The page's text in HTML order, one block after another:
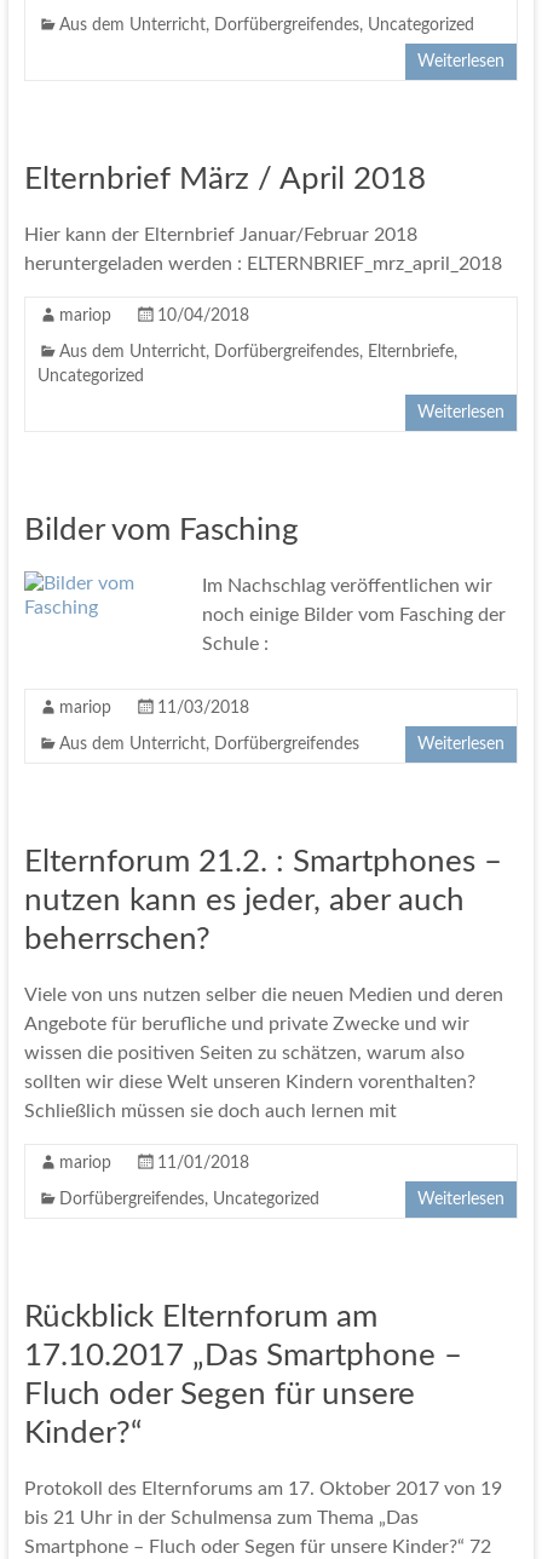
Aus dem Unterricht, Dorfübergreifendes, Uncategorized
Weiterlesen
Elternbrief März / April 2018
Hier kann der Elternbrief Januar/Februar 2018
heruntergeladen werden : ELTERNBRIEF_mrz_april_2018
mariop 10/04/2018
Aus dem Unterricht, Dorfübergreifendes, Elternbriefe,
Uncategorized
Weiterlesen
Bilder vom Fasching
Im Nachschlag veröffentlichen wir
noch einige Bilder vom Fasching der
Schule :
mariop 11/03/2018
Aus dem Unterricht, Dorfübergreifendes Weiterlesen
Elternforum 21.2. : Smartphones –
nutzen kann es jeder, aber auch
beherrschen?
Viele von uns nutzen selber die neuen Medien und deren
Angebote für berufliche und private Zwecke und wir
wissen die positiven Seiten zu schätzen, warum also
sollten wir diese Welt unseren Kindern vorenthalten?
Schließlich müssen sie doch auch lernen mit
mariop 11/01/2018
Dorfübergreifendes, Uncategorized Weiterlesen
Rückblick Elternforum am
17.10.2017 „Das Smartphone –
Fluch oder Segen für unsere
Kinder?“
Protokoll des Elternforums am 17. Oktober 2017 von 19
bis 21 Uhr in der Schulmensa zum Thema „Das
Smartphone – Fluch oder Segen für unsere Kinder?“ 72